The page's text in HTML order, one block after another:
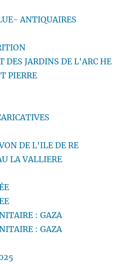
ANTIQUAIRES
DES JARDINS DE L'ARC HE
PIERRE
DE L'ILE DE RE
LA VALLIERE
: GAZA
: GAZA